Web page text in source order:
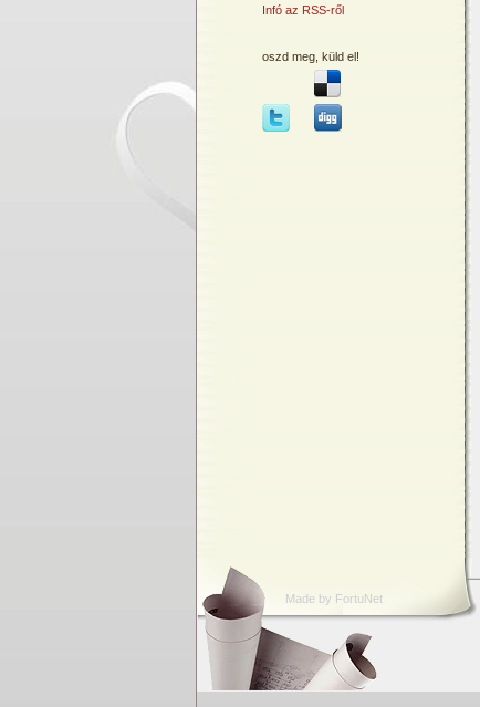
Infó az RSS-ről
oszd meg, küld el!
Made by FortuNet